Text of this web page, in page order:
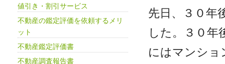
先日、３０年
した。３０
にはマンシ
値引き・割引サービス
不動産の鑑定評価を依頼するメリ
ット
不動産鑑定評価書
不動産調査報告書